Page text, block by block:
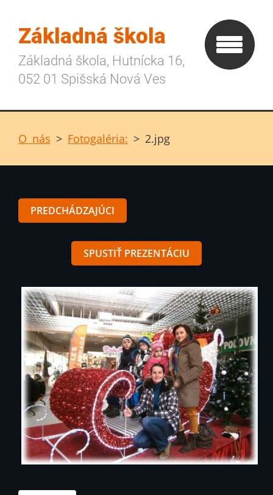
Základná škola
Základná škola, Hutnícka 16,
052 01 Spišská Nová Ves
O nás > Fotogaléria: > 2.jpg
PREDCHÁDZAJÚCI
SPUSTIŤ PREZENTÁCIU